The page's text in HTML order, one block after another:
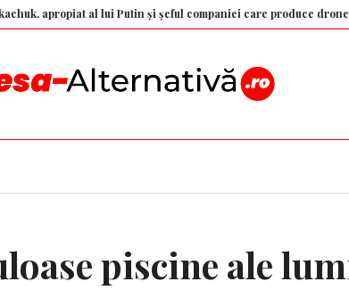
al lui Putin și șeful companiei care produce drone
piscine ale